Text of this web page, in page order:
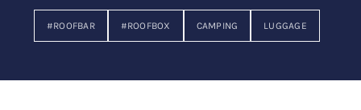
#ROOFBAR #ROOFBOX CAMPING LUGGAGE